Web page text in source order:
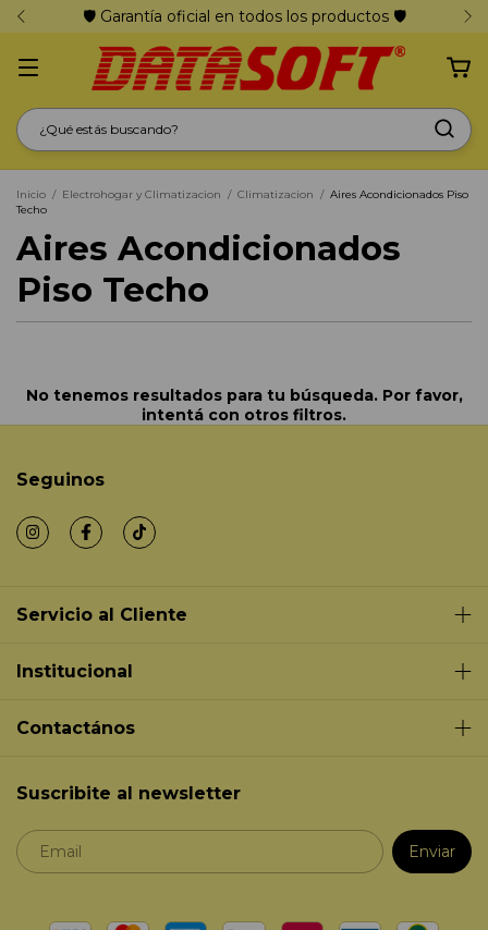
🛡️ Garantía oficial en todos los productos 🛡️
Inicio / Electrohogar y Climatizacion / Climatizacion / Aires Acondicionados Piso
Techo
Aires Acondicionados
Piso Techo
No tenemos resultados para tu búsqueda. Por favor,
intentá con otros filtros.
Seguinos
Servicio al Cliente
Institucional
Contactános
Suscribite al newsletter